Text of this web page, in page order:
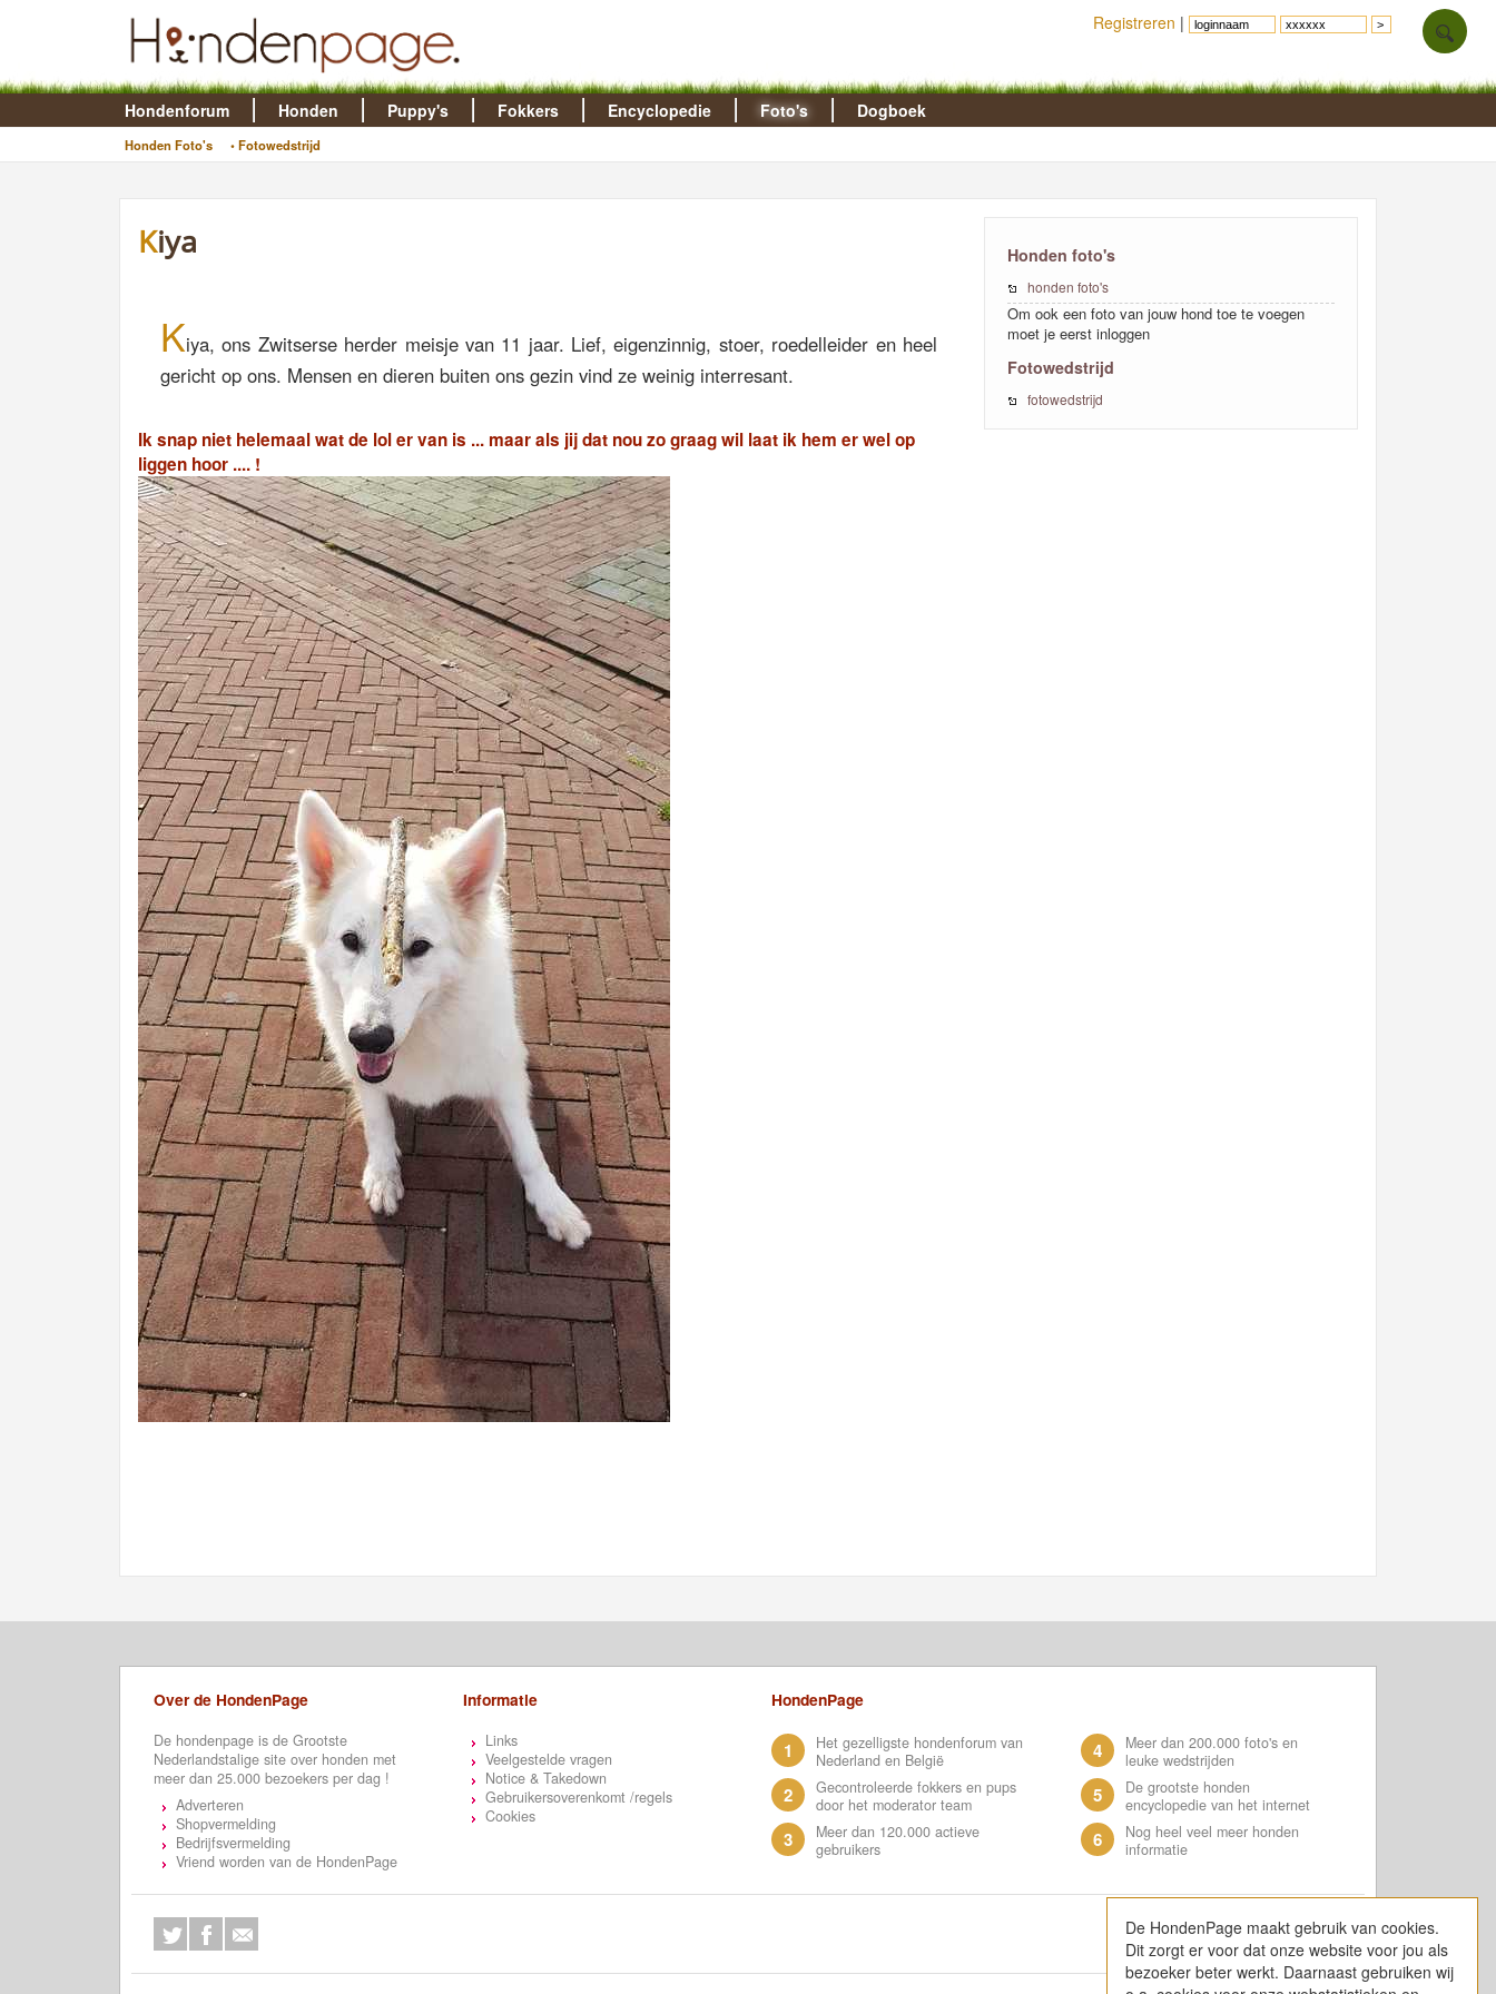
Hondenforum Honden Puppy's Fokkers Encyclopedie Foto's
Honden Foto's • Fotowedstrijd
Dogboek
Kiya
Kiya, ons Zwitserse herder meisje van 11 jaar. Lief, eigenzinnig, stoer, roedelleider en heel
gericht op ons. Mensen en dieren buiten ons gezin vind ze weinig interresant.
Ik snap niet helemaal wat de lol er van is ... maar als jij dat nou zo graag wil laat ik hem er wel op
liggen hoor .... !
Honden foto's
honden foto's
Om ook een foto van jouw hond toe te voegen
moet je eerst inloggen
Fotowedstrijd
fotowedstrijd
Registreren |
Over de HondenPage
De hondenpage is de Grootste
Nederlandstalige site over honden met
meer dan 25.000 bezoekers per dag !
Adverteren
Shopvermelding
Bedrijfsvermelding
Vriend worden van de HondenPage
Informatie
Links
Veelgestelde vragen
Notice & Takedown
Gebruikersoverenkomt /regels
Cookies
HondenPage
1
Het gezelligste hondenforum van
Nederland en België
2
Gecontroleerde fokkers en pups
door het moderator team
3
Meer dan 120.000 actieve
gebruikers
4
Meer dan 200.000 foto's en
leuke wedstrijden
5
De grootste honden
encyclopedie van het internet
6
Nog heel veel meer honden
informatie
De HondenPage maakt gebruik van cookies.
Dit zorgt er voor dat onze website voor jou als
bezoeker beter werkt. Daarnaast gebruiken wij